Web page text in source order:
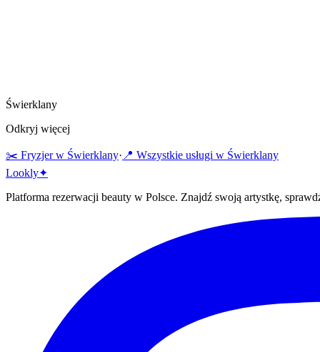
Świerklany
Odkryj więcej
✂️ Fryzjerw Świerklany· 📍 Wszystkie usługi w Świerklany
Lookly✦
Platforma rezerwacji beauty w Polsce. Znajdź swoją artystkę,